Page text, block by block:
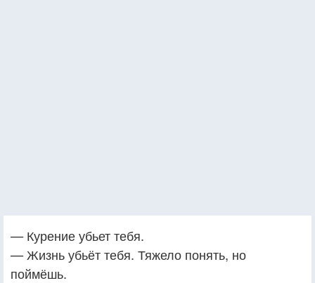
— Курение убьет тебя.
— Жизнь убьёт тебя. Тяжело понять, но
поймёшь.